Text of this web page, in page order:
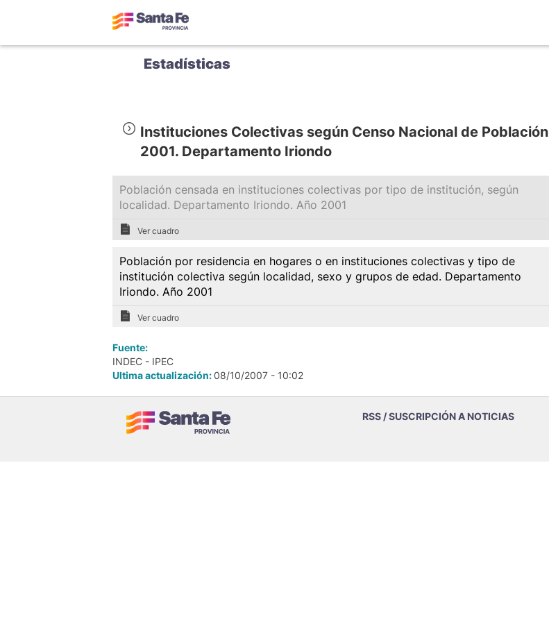
Estadísticas
Instituciones Colectivas según Censo Nacional de Población
2001. Departamento Iriondo
Población censada en instituciones colectivas por tipo de institución, según
localidad. Departamento Iriondo. Año 2001
Ver cuadro
Población por residencia en hogares o en instituciones colectivas y tipo de
institución colectiva según localidad, sexo y grupos de edad. Departamento
Iriondo. Año 2001
Ver cuadro
Fuente:
INDEC - IPEC
Ultima actualización:08/10/2007 - 10:02
RSS / SUSCRIPCIÓN A NOTICIAS